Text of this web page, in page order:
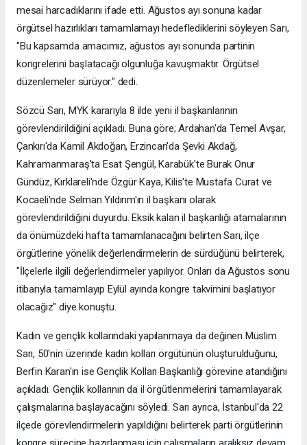
mesai harcadıklarını ifade etti. Ağustos ayı sonuna kadar
örgütsel hazırlıkları tamamlamayı hedeflediklerini söyleyen Sarı,
"Bu kapsamda amacımız, ağustos ayı sonunda partinin
kongrelerini başlatacağı olgunluğa kavuşmaktır. Örgütsel
düzenlemeler sürüyor." dedi.
Sözcü Sarı, MYK kararıyla 8 ilde yeni il başkanlarının
görevlendirildiğini açıkladı. Buna göre; Ardahan'da Temel Avşar,
Çankırı'da Kamil Akdoğan, Erzincan'da Şevki Akdağ,
Kahramanmaraş'ta Esat Şengül, Karabük'te Burak Onur
Gündüz, Kırklareli'nde Özgür Kaya, Kilis'te Mustafa Curat ve
Kocaeli'nde Selman Yıldırım'ın il başkanı olarak
görevlendirildiğini duyurdu. Eksik kalan il başkanlığı atamalarının
da önümüzdeki hafta tamamlanacağını belirten Sarı, ilçe
örgütlerine yönelik değerlendirmelerin de sürdüğünü belirterek,
"İlçelerle ilgili değerlendirmeler yapılıyor. Onları da Ağustos sonu
itibarıyla tamamlayıp Eylül ayında kongre takvimini başlatıyor
olacağız" diye konuştu.
Kadın ve gençlik kollarındaki yapılanmaya da değinen Müslim
Sarı, 50'nin üzerinde kadın kolları örgütünün oluşturulduğunu,
Berfin Karan'ın ise Gençlik Kolları Başkanlığı görevine atandığını
açıkladı. Gençlik kollarının da il örgütlenmelerini tamamlayarak
çalışmalarına başlayacağını söyledi. Sarı ayrıca, İstanbul'da 22
ilçede görevlendirmelerin yapıldığını belirterek parti örgütlerinin